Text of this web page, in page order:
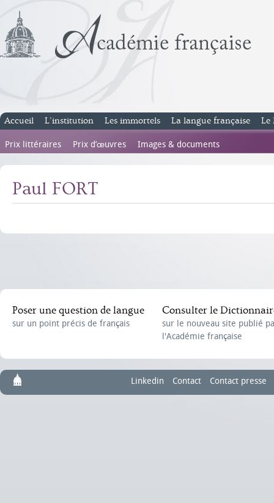
Accueil L’institution Les immortels La langue française Le
Prix littéraires Prix d’œuvres Images & documents
Paul FORT
Poser une question de langue
sur un point précis de français
Consulter le
sur le nouveau site publié
l'Académie française
Linkedin Contact Contact presse